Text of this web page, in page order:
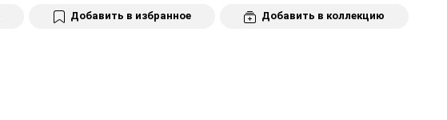
Добавить в избранное Добавить в коллекцию